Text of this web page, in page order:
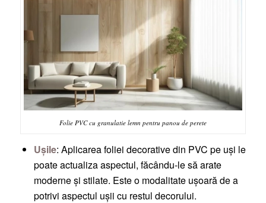
Folie PVC cu granulatie lemn pentru panou de perete
Ușile: Aplicarea foliei decorative din PVC pe uși le
poate actualiza aspectul, făcându-le să arate
moderne și stilate. Este o modalitate ușoară de a
potrivi aspectul ușii cu restul decorului.